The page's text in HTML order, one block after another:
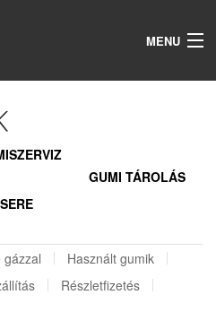
MENU
GUMI TÁROLÁS
gázzal
Használt gumik
Részletfizetés